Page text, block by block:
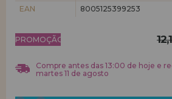
Vá em frente! Estávamos esperando por você.
REGISTRO DE
EAN
8005125399253
PROMOÇÃO!
Compre antes das 13:00 de hoje e
martes 11 de agosto